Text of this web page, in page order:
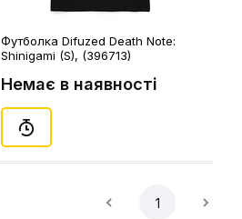
Футболка Difuzed Death Note:
Shinigami (S), (396713)
Немає в наявності
1